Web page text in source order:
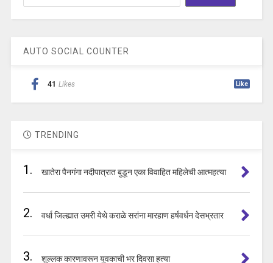
AUTO SOCIAL COUNTER
41 Likes Like
TRENDING
1. खातेरा पैनगंगा नदीपात्रात बुडून एका विवाहित महिलेची आत्महत्या
2. वर्धा जिल्ह्यात उमरी येथे कराळे सरांना मारहाण हर्षवर्धन देसभ्रतार
3. शुल्लक कारणावरून युवकाची भर दिवसा हत्या